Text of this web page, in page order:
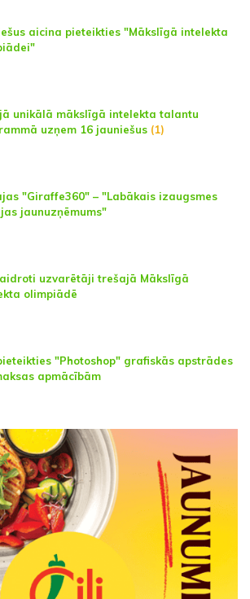
aicina pieteikties "Mākslīgā intelekta
unikālā mākslīgā intelekta talantu
uzņem 16 jauniešus (1)
"Giraffe360" – "Labākais izaugsmes
jaunuzņēmums"
uzvarētāji trešajā Mākslīgā
olimpiādē
"Photoshop" grafiskās apstrādes
apmācībām